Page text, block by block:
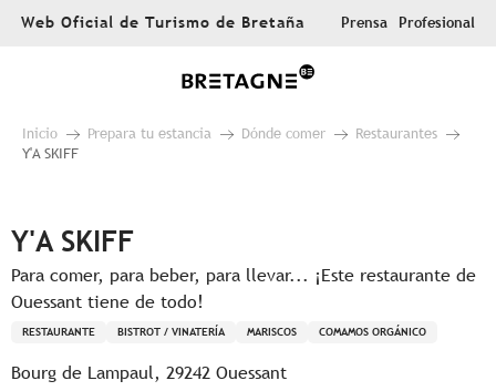
AllerWeb Oficial de Turismo de Bretaña Prensa Profesional
Inicio Prepara tu estancia Dónde comer
Restaurantes
Y'A SKIFF
Y'A SKIFF
Para comer, para beber, para llevar... ¡Este restaurante de
Ouessant tiene de todo!
RESTAURANTE BISTROT / VINATERÍA MARISCOS COMAMOS ORGÁNICO
Bourg de Lampaul, 29242 Ouessant